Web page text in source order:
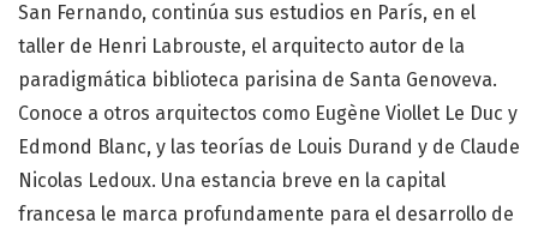
San Fernando, continúa sus estudios en París, en el
taller de Henri Labrouste, el arquitecto autor de la
paradigmática biblioteca parisina de Santa Genoveva.
Conoce a otros arquitectos como Eugène Viollet Le Duc y
Edmond Blanc, y las teorías de Louis Durand y de Claude
Nicolas Ledoux. Una estancia breve en la capital
francesa le marca profundamente para el desarrollo de